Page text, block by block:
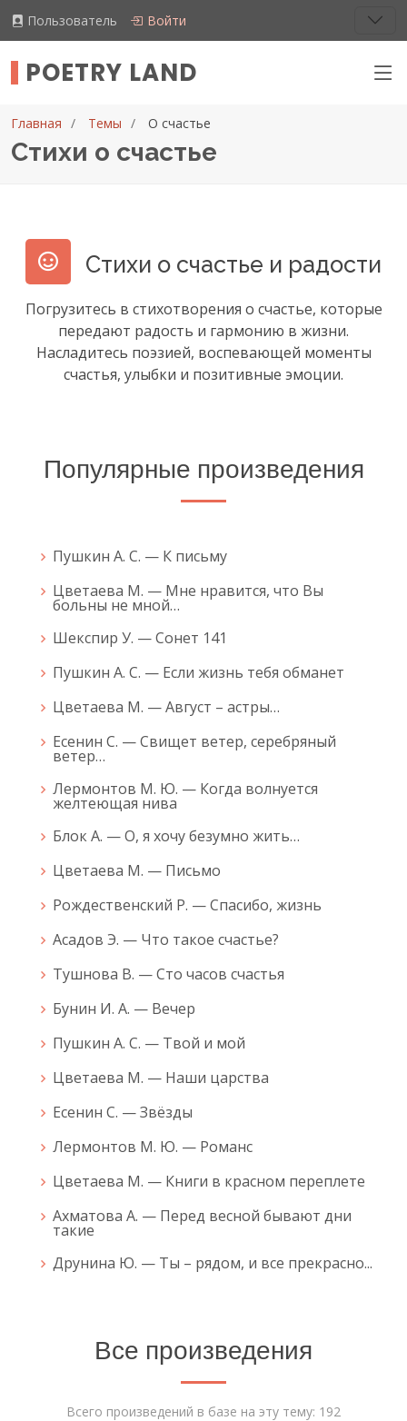
Пользователь Войти
POETRY LAND
Главная Темы О счастье
Стихи о счастье
Стихи о счастье и радости
Погрузитесь в стихотворения о счастье, которые
передают радость и гармонию в жизни.
Насладитесь поэзией, воспевающей моменты
счастья, улыбки и позитивные эмоции.
Популярные произведения
Пушкин А. С. — К письму
Цветаева М. — Мне нравится, что Вы
больны не мной…
Шекспир У. — Сонет 141
Пушкин А. С. — Если жизнь тебя обманет
Цветаева М. — Август – астры…
Есенин С. — Свищет ветер, серебряный
ветер…
Лермонтов М. Ю. — Когда волнуется
желтеющая нива
Блок А. — О, я хочу безумно жить…
Цветаева М. — Письмо
Рождественский Р. — Спасибо, жизнь
Асадов Э. — Что такое счастье?
Тушнова В. — Сто часов счастья
Бунин И. А. — Вечер
Пушкин А. С. — Твой и мой
Цветаева М. — Наши царства
Есенин С. — Звёзды
Лермонтов М. Ю. — Романс
Цветаева М. — Книги в красном переплете
Ахматова А. — Перед весной бывают дни
такие
Друнина Ю. — Ты – рядом, и все прекрасно...
Все произведения
Всего произведений в базе на эту тему: 192